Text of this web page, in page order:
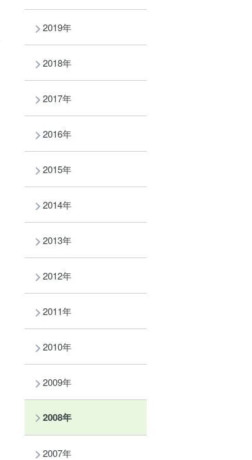
2019年
2018年
2017年
2016年
2015年
2014年
2013年
2012年
2011年
2010年
2009年
2008年
2007年